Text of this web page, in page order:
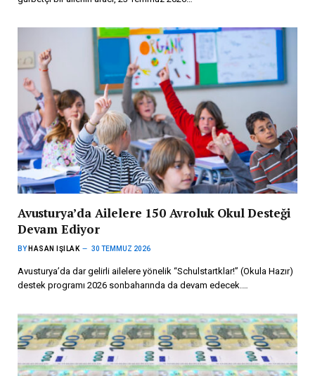
Avusturya’da Ailelere 150 Avroluk Okul Desteği
Devam Ediyor
BY HASAN IŞILAK 30 TEMMUZ 2026
Avusturya’da dar gelirli ailelere yönelik “Schulstartklar!” (Okula Hazır)
destek programı 2026 sonbaharında da devam edecek.…